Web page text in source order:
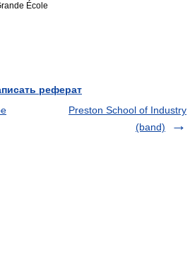
École
реферат
Preston School of Industry
(band)